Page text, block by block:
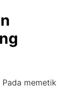
memetik